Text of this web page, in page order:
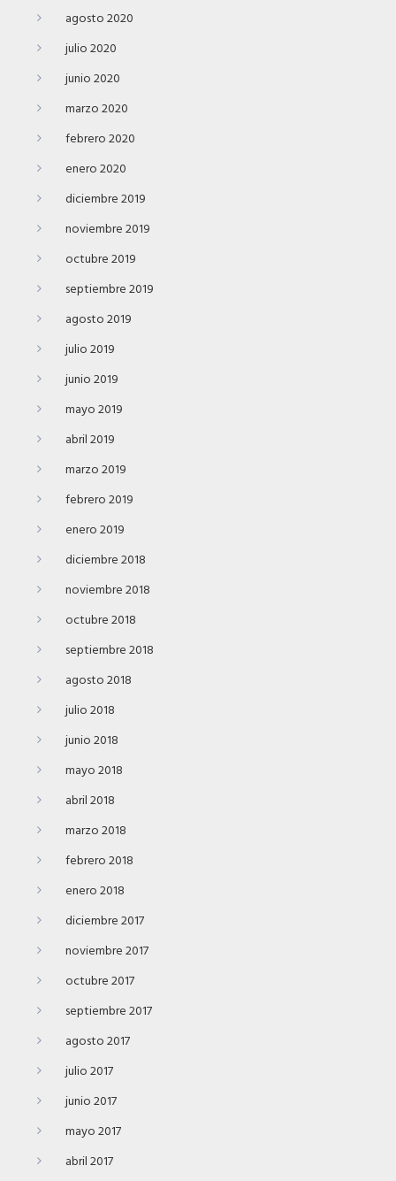
agosto 2020
julio 2020
junio 2020
marzo 2020
febrero 2020
enero 2020
diciembre 2019
noviembre 2019
octubre 2019
septiembre 2019
agosto 2019
julio 2019
junio 2019
mayo 2019
abril 2019
marzo 2019
febrero 2019
enero 2019
diciembre 2018
noviembre 2018
octubre 2018
septiembre 2018
agosto 2018
julio 2018
junio 2018
mayo 2018
abril 2018
marzo 2018
febrero 2018
enero 2018
diciembre 2017
noviembre 2017
octubre 2017
septiembre 2017
agosto 2017
julio 2017
junio 2017
mayo 2017
abril 2017